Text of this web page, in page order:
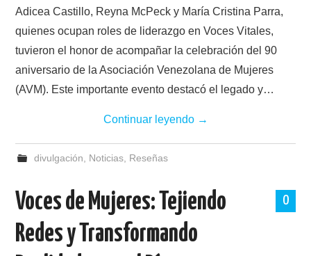
Adicea Castillo, Reyna McPeck y María Cristina Parra,
quienes ocupan roles de liderazgo en Voces Vitales,
tuvieron el honor de acompañar la celebración del 90
aniversario de la Asociación Venezolana de Mujeres
(AVM). Este importante evento destacó el legado y…
Continuar leyendo →
divulgación Noticias, Reseñas
0
Voces de Mujeres: Tejiendo
Redes y Transformando